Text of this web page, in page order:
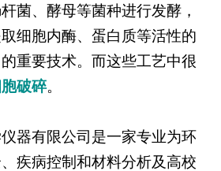
菌、酵母等菌种进行发酵，
细胞内酶、蛋白质等活性的
重要技术。而这些工艺中很
破碎。
器有限公司是一家专业为环
疾病控制和材料分析及高校